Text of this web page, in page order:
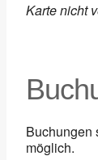
Karte nicht
Buchungen
möglich.